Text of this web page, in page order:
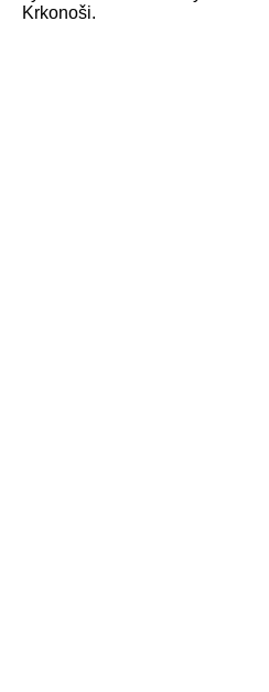
Krkonoši.